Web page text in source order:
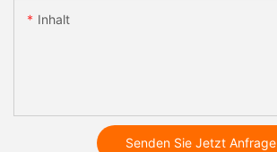
Inhalt
Senden Sie Jetzt Anfrage